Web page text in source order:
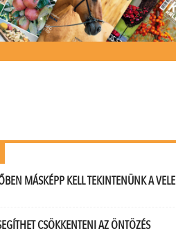
MÁSKÉPP KELL TEKINTENÜNK A
CSÖKKENTENI AZ ÖNTÖZÉS